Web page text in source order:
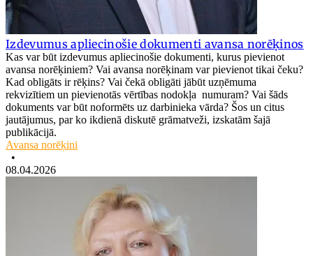
Izdevumus apliecinošie dokumenti avansa norēķinos
Kas var būt izdevumus apliecinošie dokumenti, kurus pievienot
avansa norēķiniem? Vai avansa norēķinam var pievienot tikai čeku?
Kad obligāts ir rēķins? Vai čekā obligāti jābūt uzņēmuma
rekvizītiem un pievienotās vērtības nodokļa numuram? Vai šāds
dokuments var būt noformēts uz darbinieka vārda? Šos un citus
jautājumus, par ko ikdienā diskutē grāmatveži, izskatām šajā
publikācijā.
Avansa norēķini
•
08.04.2026